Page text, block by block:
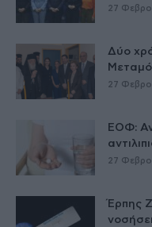
27
Δύο
27
ΕΟΦ:
27
Έρπης
νοσήσει